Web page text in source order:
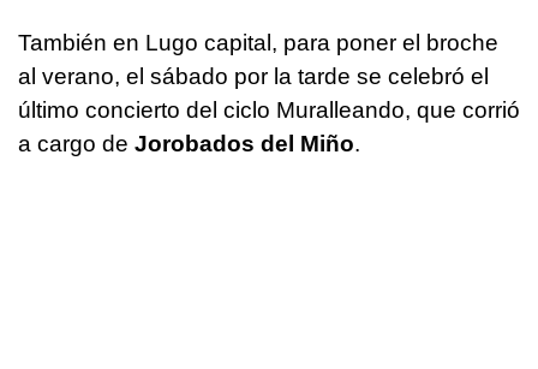
También en Lugo capital, para poner el broche
al verano, el sábado por la tarde se celebró el
último concierto del ciclo Muralleando, que corrió
a cargo de Jorobados del Miño.